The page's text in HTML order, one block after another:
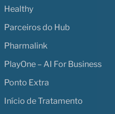
Healthy
Parceiros do Hub
Pharmalink
PlayOne – AI For Business
Ponto Extra
Início de Tratamento